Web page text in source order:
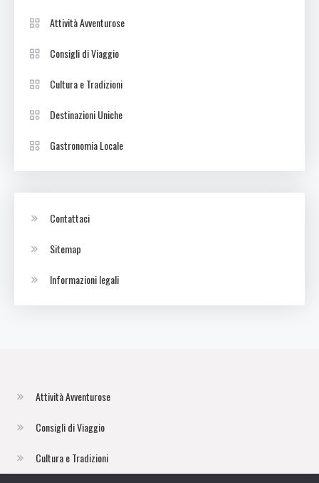
Attività Avventurose
Consigli di Viaggio
Cultura e Tradizioni
Destinazioni Uniche
Gastronomia Locale
Contattaci
Sitemap
Informazioni legali
Attività Avventurose
Consigli di Viaggio
Cultura e Tradizioni